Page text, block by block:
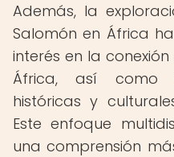
Además, la
Salomón en África
interés en la
África, así como
históricas y
Este enfoque
una comprensión